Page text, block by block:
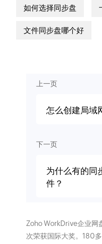
如何选择同步盘
文件同步盘哪个好
上一页
怎么创建局域
下一页
为什么有的同
件？
Zoho WorkDrive企业网
次荣获国际大奖。180